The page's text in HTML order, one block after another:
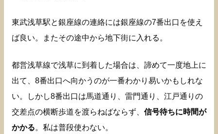
東武浅草駅と銀座線の連絡には銀座線の7番出口を使え
ば良い。またその途中から地下街に入れる。
都営浅草線で浅草に到着した場合は、諦めて一度地上に
出て、8番出口へ向かうのが一番わかり易いかもしれな
い。しかし8番出口は馬道通り、雷門通り、江戸通りの
交差点の横断歩道を渡らねばならず、 信号待ちに時間が
かかる。私は普段使わない。